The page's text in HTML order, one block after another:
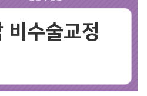
비수술교정